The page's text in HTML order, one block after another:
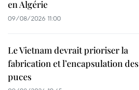
en Algérie
09/08/2026 11:00
Le Vietnam devrait prioriser la
fabrication et l’encapsulation des
puces